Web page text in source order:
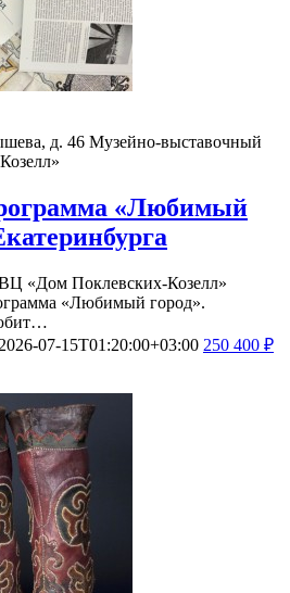
д. 46 Музейно-выставочный
«Любимый
«Дом Поклевских‑Козелл»
«Любимый город».
2026-07-15T01:20:00+03:00 250 400 ₽